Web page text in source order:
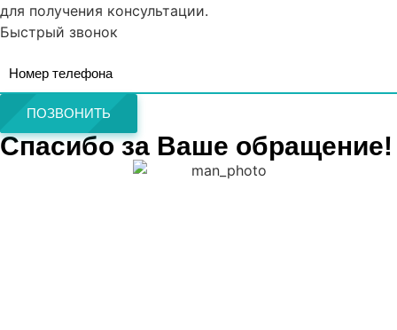
для получения консультации.
Быстрый звонок
ПОЗВОНИТЬ
Спасибо за Ваше обращение!